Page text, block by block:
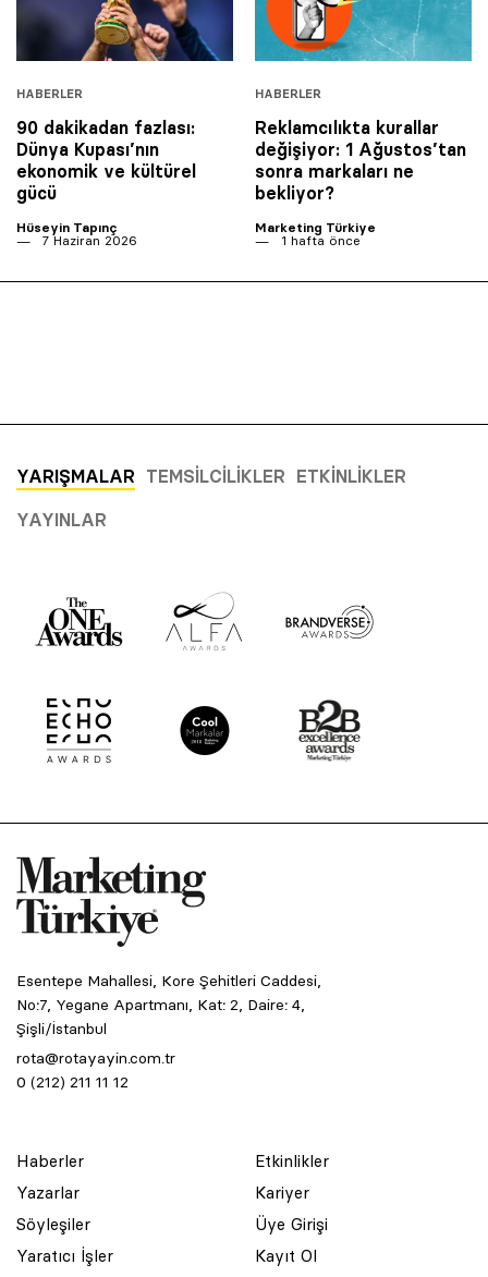
HABERLER
90 dakikadan fazlası:
Dünya Kupası’nın
ekonomik ve kültürel
gücü
Hüseyin Tapınç
7 Haziran 2026
HABERLER
Reklamcılıkta kurallar
değişiyor: 1 Ağustos’tan
sonra markaları ne
bekliyor?
Marketing Türkiye
1 hafta önce
YARIŞMALAR TEMSILCILIKLER ETKINLIKLER
YAYINLAR
Esentepe Mahallesi, Kore Şehitleri Caddesi,
No:7, Yegane Apartmanı, Kat: 2, Daire: 4,
Şişli/İstanbul
rota@rotayayin.com.tr
0 (212) 211 11 12
Haberler
Yazarlar
Söyleşiler
Yaratıcı İşler
Etkinlikler
Kariyer
Üye Girişi
Kayıt Ol